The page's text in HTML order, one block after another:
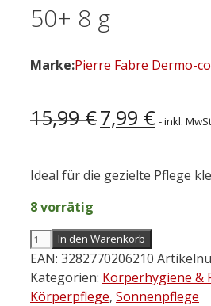
50+ 8 g
Marke:Pierre Fabre Dermo-
15,99€ Ursprünglicher
Preis
15,99 €
7,99 €Aktueller
Preis
7,99 €.
- inkl. MwSt
Ideal für die gezielte Pflege
8 vorrätig
A-
DERMA
Protect
X-
In den Warenkorb
EAN: 3282770206210
Kategorien: Körperhygiene &
Körperpflege, Sonnenpflege